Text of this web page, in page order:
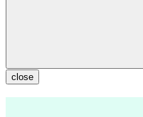
close